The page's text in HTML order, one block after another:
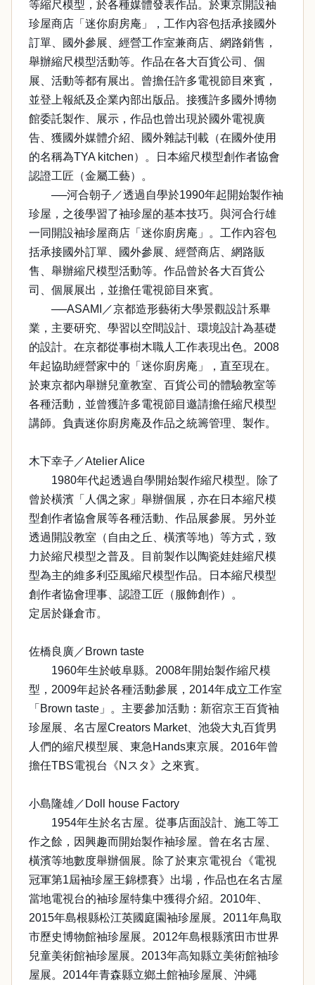
等縮尺模型，於各種媒體發表作品。於東京開設袖
珍屋商店「迷你廚房庵」，工作內容包括承接國外
訂單、國外參展、經營工作室兼商店、網路銷售，
舉辦縮尺模型活動等。作品在各大百貨公司、個
展、活動等都有展出。曾擔任許多電視節目來賓，
並登上報紙及企業內部出版品。接獲許多國外博物
館委託製作、展示，作品也曾出現於國外電視廣
告、獲國外媒體介紹、國外雜誌刊載（在國外使用
的名稱為TYA kitchen）。日本縮尺模型創作者協會
認證工匠（金屬工藝）。
──河合朝子／透過自學於1990年起開始製作袖
珍屋，之後學習了袖珍屋的基本技巧。與河合行雄
一同開設袖珍屋商店「迷你廚房庵」。工作內容包
括承接國外訂單、國外參展、經營商店、網路販
售、舉辦縮尺模型活動等。作品曾於各大百貨公
司、個展展出，並擔任電視節目來賓。
──ASAMI／京都造形藝術大學景觀設計系畢
業，主要研究、學習以空間設計、環境設計為基礎
的設計。在京都從事樹木職人工作表現出色。2008
年起協助經營家中的「迷你廚房庵」，直至現在。
於東京都內舉辦兒童教室、百貨公司的體驗教室等
各種活動，並曾獲許多電視節目邀請擔任縮尺模型
講師。負責迷你廚房庵及作品之統籌管理、製作。
木下幸子／Atelier Alice
1980年代起透過自學開始製作縮尺模型。除了
曾於橫濱「人偶之家」舉辦個展，亦在日本縮尺模
型創作者協會展等各種活動、作品展參展。另外並
透過開設教室（自由之丘、橫濱等地）等方式，致
力於縮尺模型之普及。目前製作以陶瓷娃娃縮尺模
型為主的維多利亞風縮尺模型作品。日本縮尺模型
創作者協會理事、認證工匠（服飾創作）。
定居於鎌倉市。
佐橋良廣／Brown taste
1960年生於岐阜縣。2008年開始製作縮尺模
型，2009年起於各種活動參展，2014年成立工作室
「Brown taste」。主要參加活動：新宿京王百貨袖
珍屋展、名古屋Creators Market、池袋大丸百貨男
人們的縮尺模型展、東急Hands東京展。2016年曾
擔任TBS電視台《Nスタ》之來賓。
小島隆雄／Doll house Factory
1954年生於名古屋。從事店面設計、施工等工
作之餘，因興趣而開始製作袖珍屋。曾在名古屋、
橫濱等地數度舉辦個展。除了於東京電視台《電視
冠軍第1屆袖珍屋王錦標賽》出場，作品也在名古屋
當地電視台的袖珍屋特集中獲得介紹。2010年、
2015年島根縣松江英國庭園袖珍屋展。2011年鳥取
市歷史博物館袖珍屋展。2012年島根縣濱田市世界
兒童美術館袖珍屋展。2013年高知縣立美術館袖珍
屋展。2014年青森縣立鄉土館袖珍屋展、沖繩